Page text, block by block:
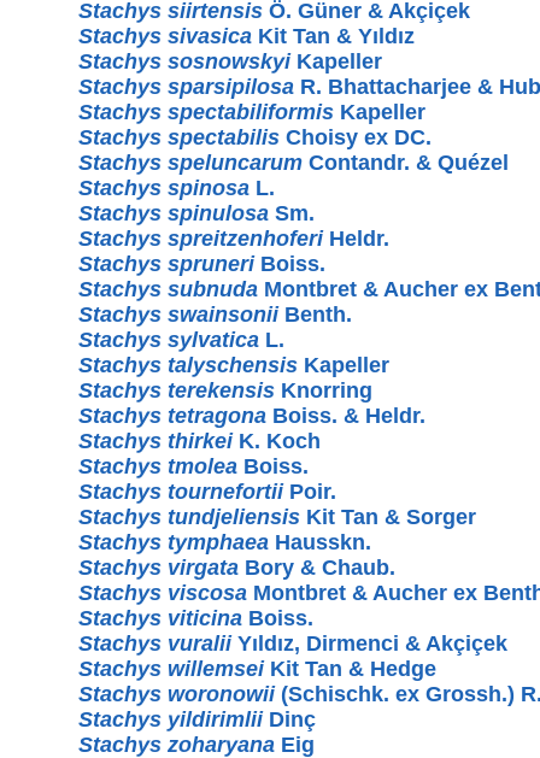
Stachys siirtensis Ö. Güner & Akçiçek
Stachys sivasica Kit Tan & Yıldız
Stachys sosnowskyiKapeller
Stachys sparsipilosa R. Bhattacharjee &
Stachys spectabiliformis Kapeller
Stachys spectabilis Choisy ex DC.
Stachys speluncarum Contandr. & Quézel
Stachys spinosa L.
Stachys spinulosa Sm.
Stachys spreitzenhoferiHeldr.
Stachys spruneriBoiss.
Stachys subnuda Montbret & Aucher ex
Stachys swainsoniiBenth.
Stachys sylvatica L.
Stachys talyschensis Kapeller
Stachys terekensis Knorring
Stachys tetragona Boiss. & Heldr.
Stachys thirkeiK. Koch
Stachys tmolea Boiss.
Stachys tournefortiiPoir.
Stachys tundjeliensis Kit Tan & Sorger
Stachys tymphaea Hausskn.
Stachys virgata Bory & Chaub.
Stachys viscosa Montbret & Aucher ex
Stachys viticina Boiss.
Stachys vuraliiYıldız, Dirmenci & Akçiçek
Stachys willemseiKit Tan & Hedge
Stachys woronowii(Schischk. ex Grossh.)
Stachys yildirimliiDinç
Stachys zoharyana Eig